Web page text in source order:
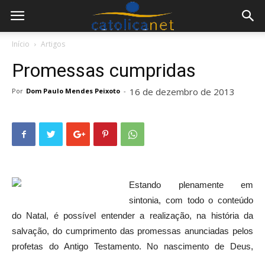
Início Artigos
Promessas cumpridas
Por Dom Paulo Mendes Peixoto - 16 de dezembro de 2013
Estando plenamente em
sintonia, com todo o conteúdo
do Natal, é possível entender a realização, na história da
salvação, do cumprimento das promessas anunciadas pelos
profetas do Antigo Testamento. No nascimento de Deus,